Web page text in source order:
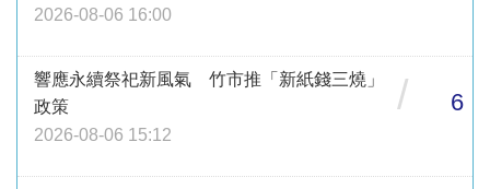
2026-08-06 16:00
響應永續祭祀新風氣 竹市推「新紙錢三燒」
政策
2026-08-06 15:12
/ 6